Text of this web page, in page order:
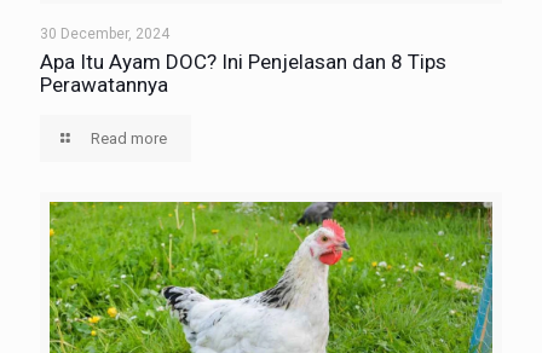
30 December, 2024
Apa Itu Ayam DOC? Ini Penjelasan dan 8 Tips
Perawatannya
Read more